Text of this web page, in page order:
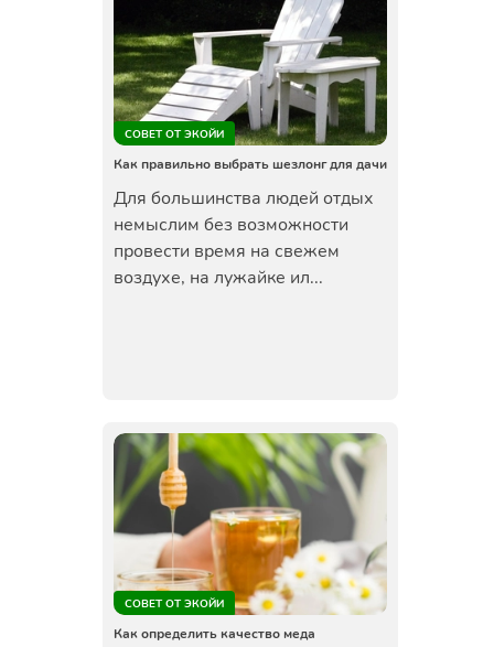
СОВЕТ ОТ ЭКОЙИ
Как правильно выбрать шезлонг для дачи
Для большинства людей отдых
немыслим без возможности
провести время на свежем
воздухе, на лужайке ил...
СОВЕТ ОТ ЭКОЙИ
Как определить качество меда